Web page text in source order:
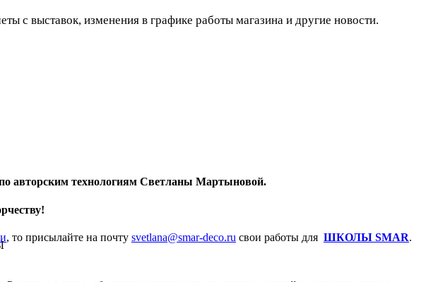
с выставок, изменения в графике работы магазина и другие новости.
авторским технологиям Светланы Мартыновой.
, то присылайте на почту svetlana@smar-deco.ru свои работы для ШКОЛЫ SMAR.